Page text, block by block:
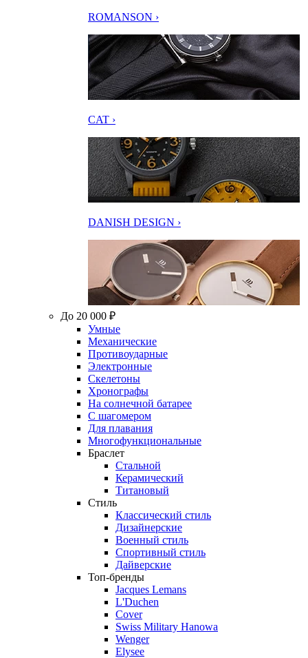
ROMANSON ›
CAT ›
DANISH DESIGN ›
До 20 000 ₽
Умные
Механические
Противоударные
Электронные
Скелетоны
Хронографы
На солнечной батарее
С шагомером
Для плавания
Многофункциональные
Браслет
Стальной
Керамический
Титановый
Стиль
Классический стиль
Дизайнерские
Военный стиль
Спортивный стиль
Дайверские
Топ-бренды
Jacques Lemans
L'Duchen
Cover
Swiss Military Hanowa
Wenger
Elysee